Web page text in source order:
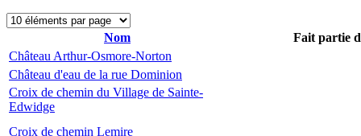
Nom
Fait partie
Château Arthur-Osmore-Norton
Château d'eau de la rue Dominion
Croix de chemin du Village de Sainte-
Edwidge
Croix de chemin Lemire